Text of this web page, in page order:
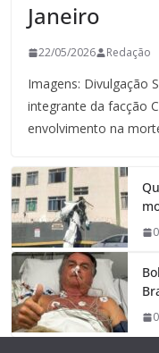
Janeiro
22/05/2026 Redação
Imagens: Divulgação
integrante da facção
envolvimento na